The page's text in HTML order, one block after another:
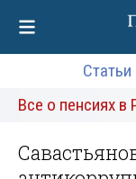
Статьи
Все о пенсиях в